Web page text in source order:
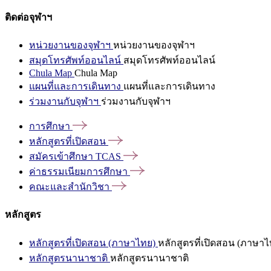
ติดต่อจุฬาฯ
หน่วยงานของจุฬาฯ หน่วยงานของจุฬาฯ
สมุดโทรศัพท์ออนไลน์ สมุดโทรศัพท์ออนไลน์
Chula Map Chula Map
แผนที่และการเดินทาง แผนที่และการเดินทาง
ร่วมงานกับจุฬาฯ ร่วมงานกับจุฬาฯ
การศึกษา
หลักสูตรที่เปิดสอน
สมัครเข้าศึกษา TCAS
ค่าธรรมเนียมการศึกษา
คณะและสำนักวิชา
หลักสูตร
หลักสูตรที่เปิดสอน (ภาษาไทย) หลักสูตรที่เปิดสอน (ภาษาไ
หลักสูตรนานาชาติ หลักสูตรนานาชาติ